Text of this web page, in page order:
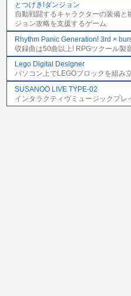
とつげき!ダンジョン
自動戦闘するキャラクターの装備
ジョン攻略を支援するゲーム
Rhythm Panic Generation! 3rd ×
収録曲は50曲以上! RPGツクール製
Lego Digital Designer
パソコン上でLEGOブロックを組み
SUSANOO LIVE TYPE-02
インタラクティヴミュージックプレ